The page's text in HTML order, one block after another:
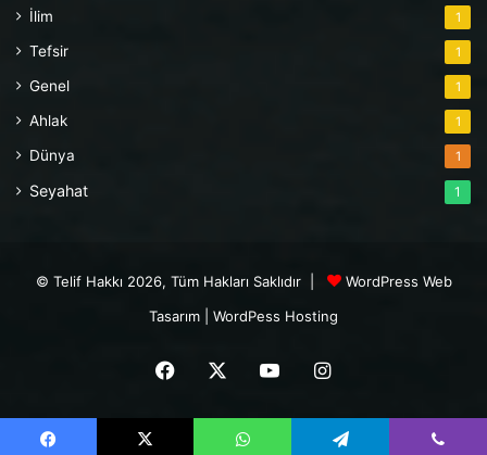
İlim 1
Tefsir 1
Genel 1
Ahlak 1
Dünya 1
Seyahat 1
© Telif Hakkı 2026, Tüm Hakları Saklıdır |
WordPress Web
Tasarım
WordPess Hosting
Facebook YouTubeInstagram